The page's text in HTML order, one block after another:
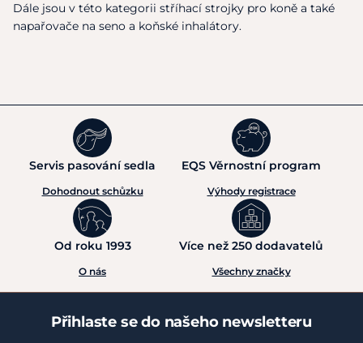
Dále jsou v této kategorii stříhací strojky pro koně a také
napařovače na seno a koňské inhalátory.
Servis pasování sedla
Dohodnout schůzku
EQS Věrnostní program
Výhody registrace
Od roku 1993
O nás
Více než 250 dodavatelů
Všechny značky
Přihlaste se do našeho newsletteru